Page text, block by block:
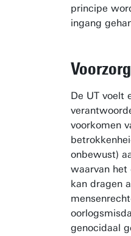
principe
ingang
De UT voelt
voorkomen
onbewust)
waarvan
kan dragen
genocidaal